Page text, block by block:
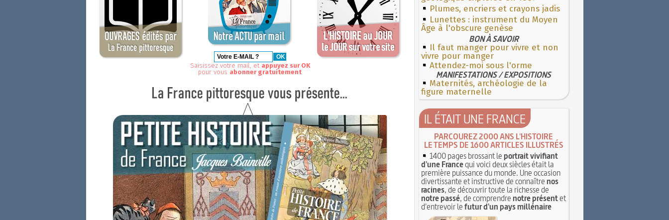
Saisissez votre mail, et appuyez sur OK
pour vous abonner gratuitement
Plumes, encriers et crayons jadis
Lunettes : instrument du Moyen
Âge à l'obscure genèse
BON À SAVOIR
Il faut manger pour vivre et non
vivre pour manger
Attendez-moi sous l'orme
MANIFESTATIONS / EXPOSITIONS
Maternités, archéologie de la
figure maternelle
IL ÉTAIT UNE FRANCE
PARCOUREZ 2000 ANS L'HISTOIRE
LE TEMPS DE 1600 ARTICLES ILLUSTRÉS
1400 pages brossant leportrait vivifiant
d'une Francequi voici deux siècles était la
première puissance du monde. Une occasion
divertissante et instructive de connaîtrenos
racines, de découvrir toute la richesse de
notre passé, de comprendrenotre présentet
d'entrevoir lefutur d'un pays millénaire